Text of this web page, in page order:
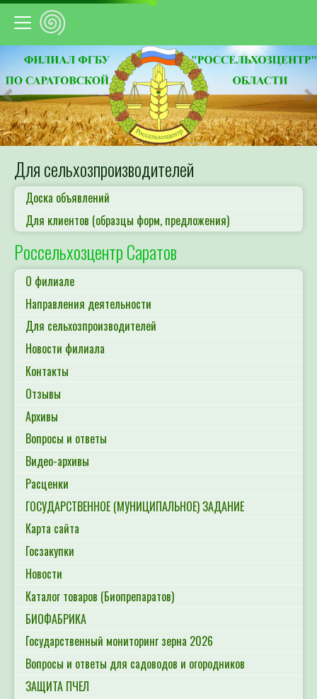
Предыдущий
Для сельхозпроизводителей
Доска объявлений
Для клиентов (образцы форм, предложения)
Россельхозцентр Саратов
О филиале
Направления деятельности
Для сельхозпроизводителей
Новости филиала
Контакты
Отзывы
Архивы
Вопросы и ответы
Видео-архивы
Расценки
ГОСУДАРСТВЕННОЕ (МУНИЦИПАЛЬНОЕ) ЗАДАНИЕ
Карта сайта
Госзакупки
Новости
Каталог товаров (Биопрепаратов)
БИОФАБРИКА
Государственный мониторинг зерна 2026
Вопросы и ответы для садоводов и огородников
ЗАЩИТА ПЧЕЛ